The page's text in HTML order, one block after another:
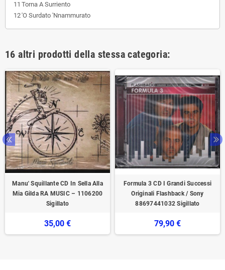
11 Torna A Surriento
12'O Surdato 'Nnammurato
16 altri prodotti della stessa categoria:
Manu' Squillante CD In Sella Alla
Mia Gilda RA MUSIC – 1106200
Sigillato
35,00 €
Formula 3 CD I Grandi Successi
Originali Flashback / Sony
88697441032 Sigillato
79,90 €